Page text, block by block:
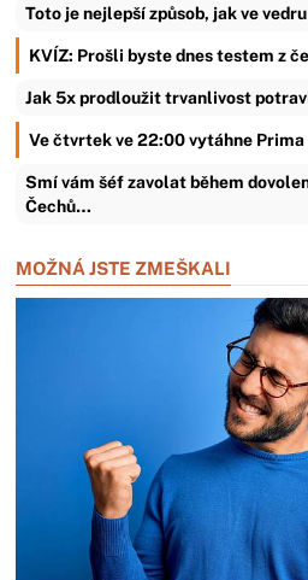
Toto je nejlepší způsob, jak ve
KVÍZ: Prošli byste dnes testem z
Jak 5x prodloužit trvanlivost
Ve čtvrtek ve 22:00 vytáhne
Smí vám šéf zavolat během
Čechů…
MOŽNÁ JSTE ZMEŠKALI